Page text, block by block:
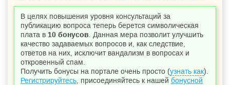
В целях повышения уровня консультаций за
публикацию вопроса теперь берется символическая
плата в 10 бонусов . Данная мера позволит улучшить
качество задаваемых вопросов и, как следствие,
ответов на них, исключит вандализм в вопросах и
откровенный спам.
Получить бонусы на портале очень просто (узнать как).
Регистрируйтесь , присоединяйтесь к нашей бонусной